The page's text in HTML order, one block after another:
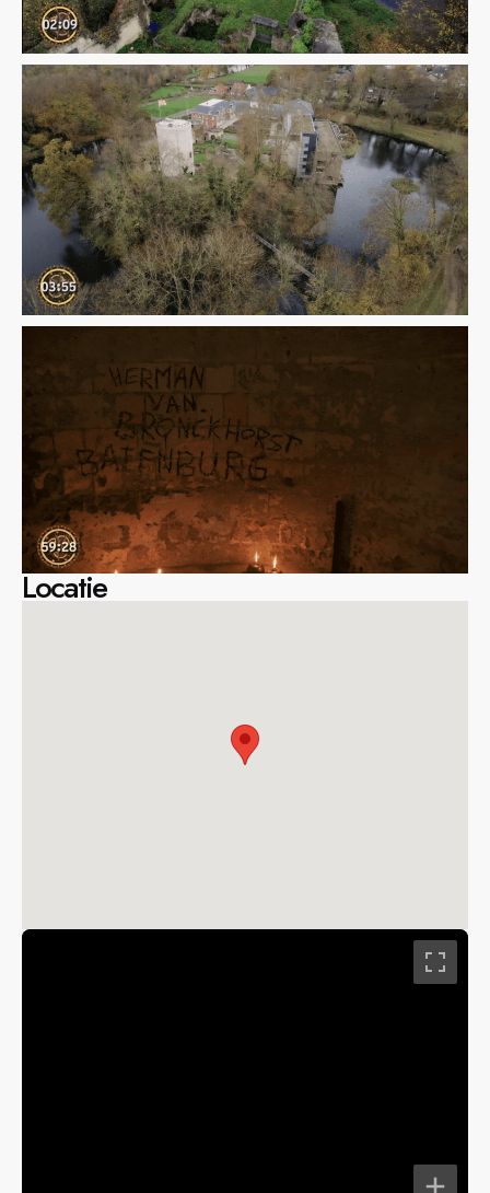
Locatie